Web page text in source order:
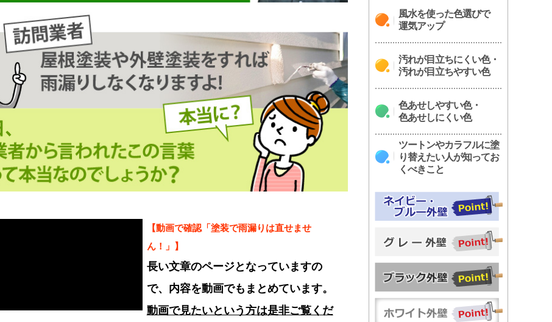
【動画で確認「塗装で雨漏りは直せませ
ん！」】
長い文章のページとなっていますの
で、内容を動画でもまとめています。
動画で見たいという方は是非ご覧くだ
風水を使った色選びで
運気アップ
汚れが目立ちにくい色・
汚れが目立ちやすい色
色あせしやすい色・
色あせしにくい色
ツートンやカラフルに塗
り替えたい人が知ってお
くべきこと